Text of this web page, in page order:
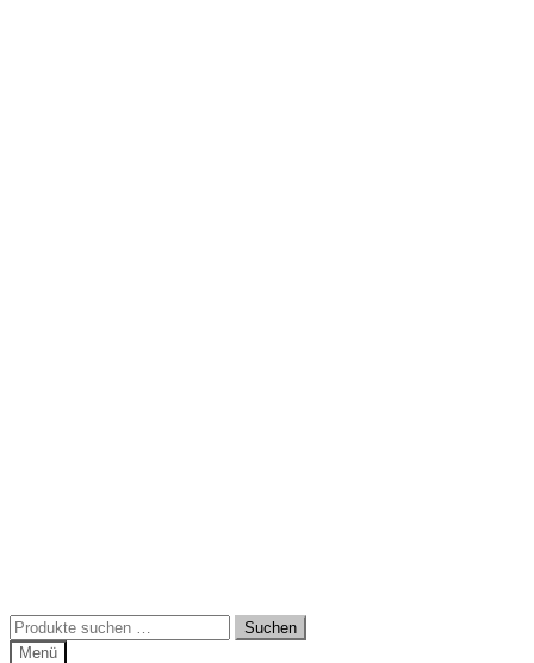
Suchen
nach:
Suchen
Menü